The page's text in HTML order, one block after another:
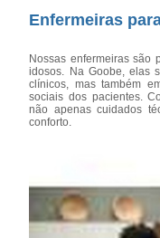
Enfermeiras
Nossas enfermeiras são
idosos. Na Goobe, elas
clínicos, mas também
sociais dos pacientes.
não apenas cuidados
conforto.